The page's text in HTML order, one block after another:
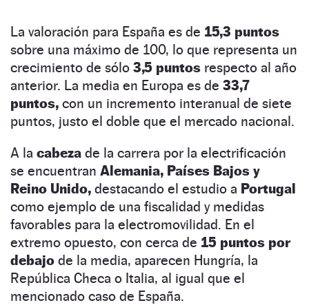
La valoración para España es de 15,3 puntos
sobre una máximo de 100, lo que representa un
crecimiento de sólo 3,5 puntos respecto al año
anterior. La media en Europa es de 33,7
puntos, con un incremento interanual de siete
puntos, justo el doble que el mercado nacional.
A la cabeza de la carrera por la electrificación
se encuentran Alemania, Países Bajos y
Reino Unido, destacando el estudio a Portugal
como ejemplo de una fiscalidad y medidas
favorables para la electromovilidad. En el
extremo opuesto, con cerca de 15 puntos por
debajo de la media, aparecen Hungría, la
República Checa o Italia, al igual que el
mencionado caso de España.